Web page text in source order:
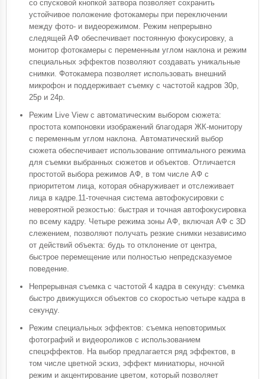
со спусковой кнопкой затвора позволяет сохранить
устойчивое положение фотокамеры при переключении
между фото- и видеорежимом. Режим непрерывно
следящей АФ обеспечивает постоянную фокусировку, а
монитор фотокамеры с переменным углом наклона и режим
специальных эффектов позволяют создавать уникальные
снимки. Фотокамера позволяет использовать внешний
микрофон и поддерживает съемку с частотой кадров 30p,
25p и 24p.
Режим Live View с автоматическим выбором сюжета:
простота компоновки изображений благодаря ЖК-монитору
с переменным углом наклона. Автоматический выбор
сюжета обеспечивает использование оптимального режима
для съемки выбранных сюжетов и объектов. Отличается
простотой выбора режимов АФ, в том числе АФ с
приоритетом лица, которая обнаруживает и отслеживает
лица в кадре.11-точечная система автофокусировки с
невероятной резкостью: быстрая и точная автофокусировка
по всему кадру. Четыре режима зоны АФ, включая АФ с 3D
слежением, позволяют получать резкие снимки независимо
от действий объекта: будь то отклонение от центра,
быстрое перемещение или полностью непредсказуемое
поведение.
Непрерывная съемка с частотой 4 кадра в секунду: съемка
быстро движущихся объектов со скоростью четыре кадра в
секунду.
Режим специальных эффектов: съемка неповторимых
фотографий и видеороликов с использованием
спецэффектов. На выбор предлагается ряд эффектов, в
том числе цветной эскиз, эффект миниатюры, ночной
режим и акцентирование цветом, который позволяет